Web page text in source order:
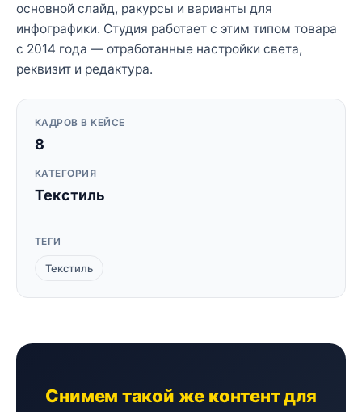
основной слайд, ракурсы и варианты для
инфографики. Студия работает с этим типом товара
с 2014 года — отработанные настройки света,
реквизит и редактура.
КАДРОВ В КЕЙСЕ
8
КАТЕГОРИЯ
Текстиль
ТЕГИ
Текстиль
Снимем такой же контент для